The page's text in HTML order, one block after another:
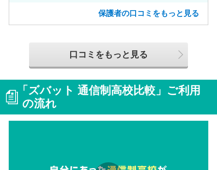
保護者の口コミをもっと見る
口コミをもっと見る
「ズバット 通信制高校比較」ご利用
の流れ